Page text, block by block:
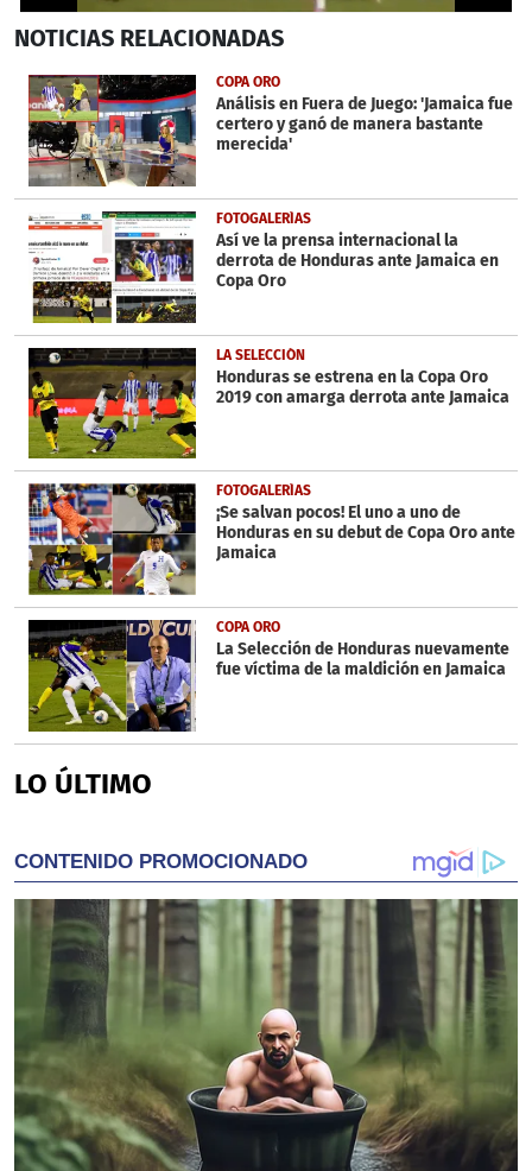
seconds
1
minute,
24
seconds
NOTICIAS RELACIONADAS
COPA ORO
Análisis en Fuera de Juego: 'Jamaica fue
certero y ganó de manera bastante
merecida'
FOTOGALERÍAS
Así ve la prensa internacional la
derrota de Honduras ante Jamaica en
Copa Oro
LA SELECCIÓN
Honduras se estrena en la Copa Oro
2019 con amarga derrota ante Jamaica
FOTOGALERÍAS
¡Se salvan pocos! El uno a uno de
Honduras en su debut de Copa Oro ante
Jamaica
COPA ORO
La Selección de Honduras nuevamente
fue víctima de la maldición en Jamaica
LO ÚLTIMO